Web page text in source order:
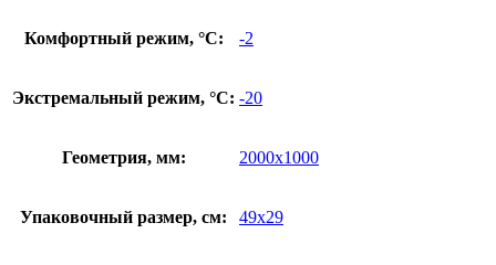
Комфортный режим, °C: -2
Экстремальный режим, °C: -20
Геометрия, мм: 2000х1000
Упаковочный размер, см: 49х29